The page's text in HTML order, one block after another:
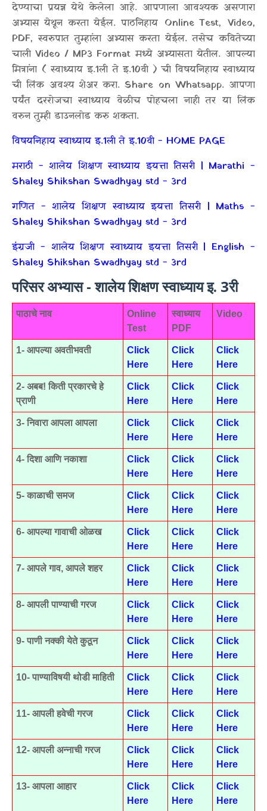
देण्याचा प्रयत्न येथे केलेला आहे. आपणाला आवश्यक असणारा
अभ्यास येथून करता येईल. पाठनिहाय Online Test, Video,
PDF, स्वरुपात तुम्हांला अभ्यास करता येईल. तसेच कवितेच्या
चाली Video / MP3 Format मध्ये अभ्यासता येतील. आपल्या
मित्रांना ( स्वाध्याय इ.1ली ते इ.10वी ) ची विषयनिहाय स्वाध्याय
ची लिंक अवश्य शेअर करा. Share on Whatsapp. आपणा
पर्यंत दररोजचा स्वाध्याय वेळीच पोहचला नाही तर या लिंक
वरुन तुम्ही डाउनलोड करु शकता.
विषयनिहाय स्वाध्याय इ.1ली ते इ.10वी - HOME PAGE
मराठी - शालेय शिक्षण स्वाध्याय इयत्ता तिसरी | Marathi -
Shaley Shikshan Swadhyay std - 3rd
गणित - शालेय शिक्षण स्वाध्याय इयत्ता तिसरी | Maths -
Shaley Shikshan Swadhyay std - 3rd
इंग्रजी - शालेय शिक्षण स्वाध्याय इयत्ता तिसरी | English -
Shaley Shikshan Swadhyay std - 3rd
परिसर अभ्यास - शालेय शिक्षण स्वाध्याय इ. 3री
पाठाचे नाव
Online
Test
स्वाध्याय
PDF
Video
1- आपल्या अवतीभवती
Click
Here
Click
Here
Click
Here
2- अबब! किती प्रकारचे हे
प्राणी
Click
Here
Click
Here
Click
Here
3- निवारा आपला आपला
Click
Here
Click
Here
Click
Here
4- दिशा आणि नकाशा
Click
Here
Click
Here
Click
Here
5- काळाची समज
Click
Here
Click
Here
Click
Here
6- आपल्या गावाची ओळख
Click
Here
Click
Here
Click
Here
7- आपले गाव, आपले शहर
Click
Here
Click
Here
Click
Here
8- आपली पाण्याची गरज
Click
Here
Click
Here
Click
Here
9- पाणी नक्की येते कुठून
Click
Here
Click
Here
Click
Here
10- पाण्याविषयी थोडी माहिती
Click
Here
Click
Here
Click
Here
11- आपली हवेची गरज
Click
Here
Click
Here
Click
Here
12- आपली अन्नाची गरज
Click
Here
Click
Here
Click
Here
13- आपला आहार
Click
Here
Click
Here
Click
Here